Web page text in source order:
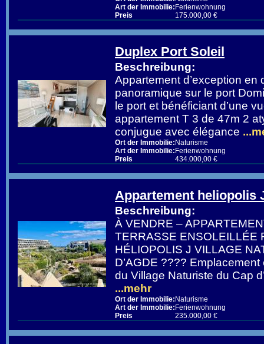
Art der Immobilie: Ferienwohnung
Preis
175.000,00 €
Duplex Port Soleil
Beschreibung:
Appartement d’exception en
panoramique sur le port
le port et bénéficiant d’une
appartement T 3 de 47m 2
conjugue avec élégance
Ort der Immobilie: Naturisme
Art der Immobilie: Ferienwohnung
Preis
434.000,00 €
Appartement heliopolis
Beschreibung:
À VENDRE –
TERRASSE ENSOLEILLÉE
HÉLIOPOLIS J VILLAGE
D’AGDE ????
du Village Naturiste du Cap
...mehr
Ort der Immobilie: Naturisme
Art der Immobilie: Ferienwohnung
Preis
235.000,00 €